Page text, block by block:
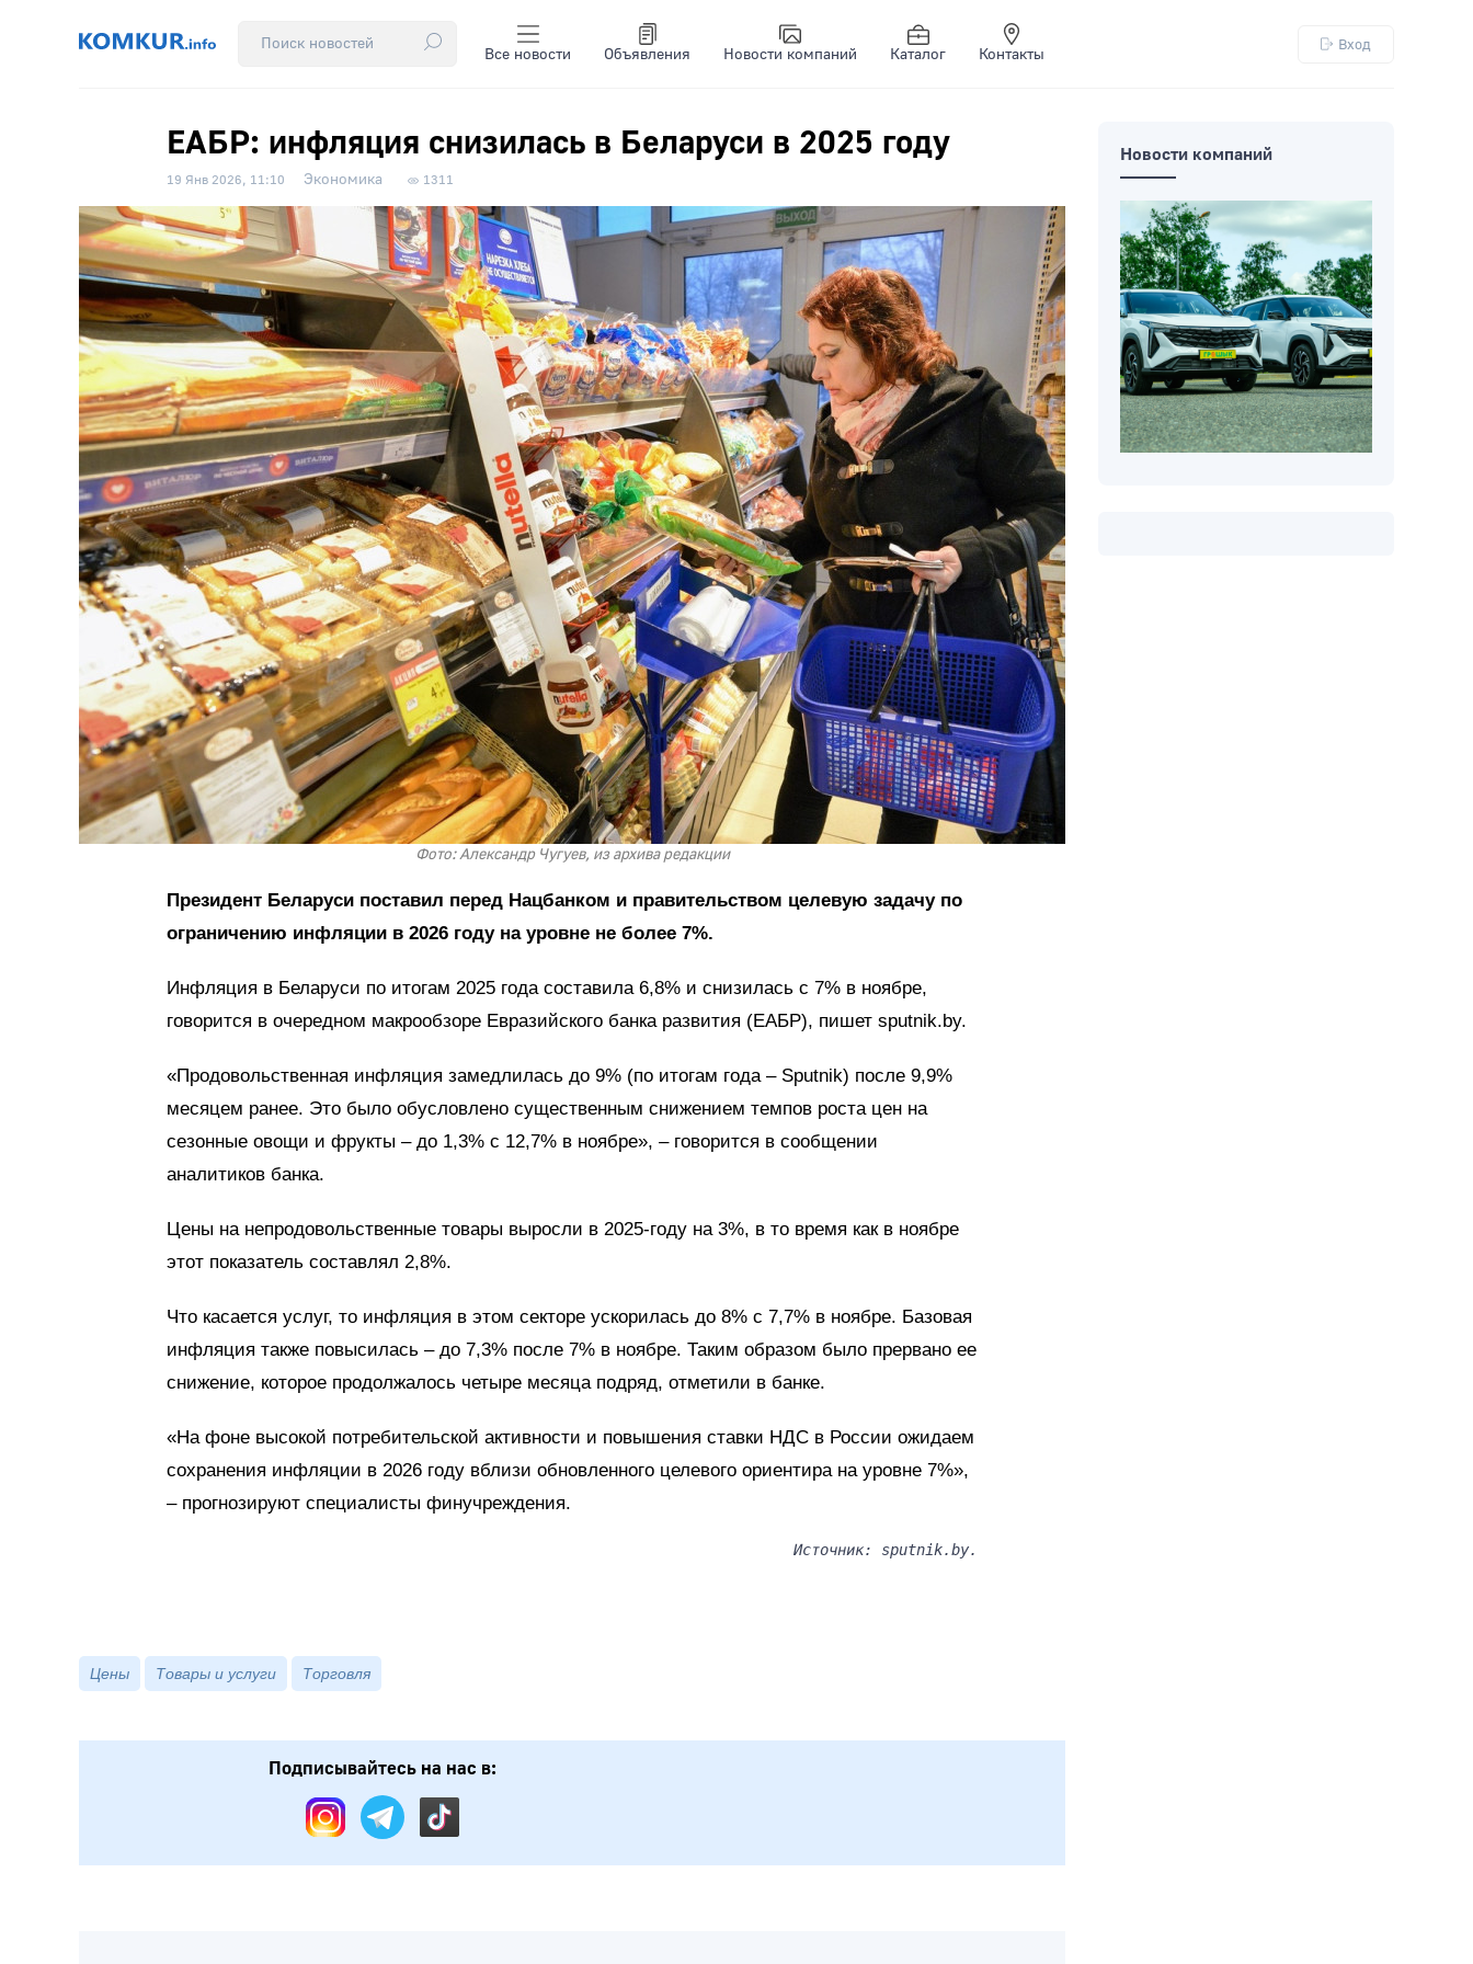
Все новости Объявления Новости компаний Каталог Контакты
Вход
ЕАБР: инфляция снизилась в Беларуси в 2025 году
19 Янв 2026, 11:10 Экономика 1311
Фото: Александр Чугуев, из архива редакции
Президент Беларуси поставил перед Нацбанком и правительством целевую задачу по
ограничению инфляции в 2026 году на уровне не более 7%.
Инфляция в Беларуси по итогам 2025 года составила 6,8% и снизилась с 7% в ноябре,
говорится в очередном макрообзоре Евразийского банка развития (ЕАБР), пишет sputnik.by.
«Продовольственная инфляция замедлилась до 9% (по итогам года – Sputnik) после 9,9%
месяцем ранее. Это было обусловлено существенным снижением темпов роста цен на
сезонные овощи и фрукты – до 1,3% с 12,7% в ноябре», – говорится в сообщении
аналитиков банка.
Цены на непродовольственные товары выросли в 2025-году на 3%, в то время как в ноябре
этот показатель составлял 2,8%.
Что касается услуг, то инфляция в этом секторе ускорилась до 8% с 7,7% в ноябре. Базовая
инфляция также повысилась – до 7,3% после 7% в ноябре. Таким образом было прервано ее
снижение, которое продолжалось четыре месяца подряд, отметили в банке.
«На фоне высокой потребительской активности и повышения ставки НДС в России ожидаем
сохранения инфляции в 2026 году вблизи обновленного целевого ориентира на уровне 7%»,
– прогнозируют специалисты финучреждения.
Источник: sputnik.by.
Цены Товары и услуги Торговля
Подписывайтесь на нас в:
Новости компаний